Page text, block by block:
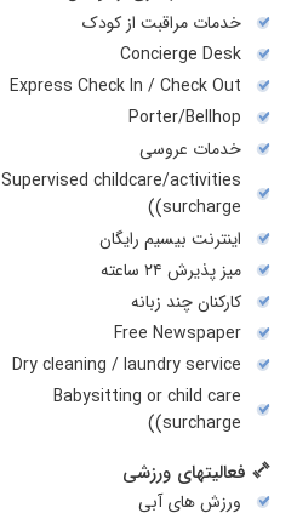
خدمات مراقبت از کودک
Concierge Desk
Express Check In / Check Out
Porter/Bellhop
خدمات عروسی
Supervised childcare/activities
(surcharge)
اینترنت بیسیم رایگان
میز پذیرش ۲۴ ساعته
کارکنان چند زبانه
Free Newspaper
Dry cleaning / laundry service
Babysitting or child care
(surcharge)
فعالیتهای ورزشی
ورزش های آبی